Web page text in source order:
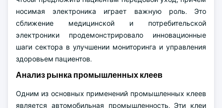
носимая электроника играет важную роль. Это
сближение медицинской и потребительской
электроники продемонстрировало инновационные
шаги сектора в улучшении мониторинга и управления
здоровьем пациентов.
Анализ рынка промышленных клеев
Одним из основных применений промышленных клеев
является автомобильная промышленность. Эти клеи